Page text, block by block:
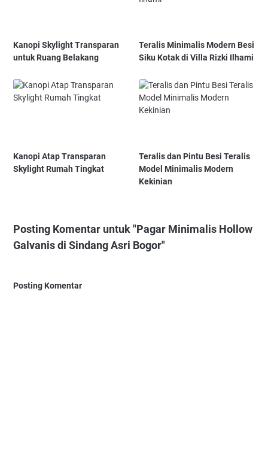
Kanopi Skylight Transparan
untuk Ruang Belakang
Teralis Minimalis Modern Besi
Siku Kotak di Villa Rizki Ilhami
Kanopi Atap Transparan
Skylight Rumah Tingkat
Teralis dan Pintu Besi Teralis
Model Minimalis Modern
Kekinian
Posting Komentar untuk "Pagar Minimalis Hollow
Galvanis di Sindang Asri Bogor"
Posting Komentar